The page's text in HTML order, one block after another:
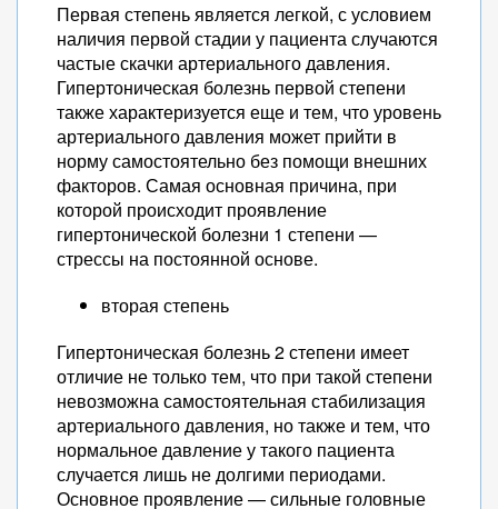
Первая степень является легкой, с условием
наличия первой стадии у пациента случаются
частые скачки артериального давления.
Гипертоническая болезнь первой степени
также характеризуется еще и тем, что уровень
артериального давления может прийти в
норму самостоятельно без помощи внешних
факторов. Самая основная причина, при
которой происходит проявление
гипертонической болезни 1 степени —
стрессы на постоянной основе.
вторая степень
Гипертоническая болезнь 2 степени имеет
отличие не только тем, что при такой степени
невозможна самостоятельная стабилизация
артериального давления, но также и тем, что
нормальное давление у такого пациента
случается лишь не долгими периодами.
Основное проявление — сильные головные